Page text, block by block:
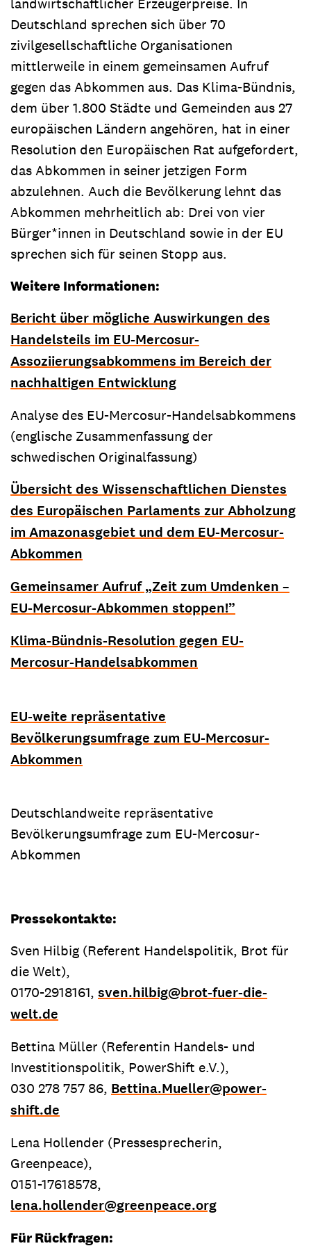
Deutschland sprechen sich über 70
zivilgesellschaftliche Organisationen
mittlerweile in einem gemeinsamen Aufruf
gegen das Abkommen aus. Das Klima-Bündnis,
dem über 1.800 Städte und Gemeinden aus 27
europäischen Ländern angehören, hat in einer
Resolution den Europäischen Rat aufgefordert,
das Abkommen in seiner jetzigen Form
abzulehnen. Auch die Bevölkerung lehnt das
Abkommen mehrheitlich ab: Drei von vier
Bürger*innen in Deutschland sowie in der EU
sprechen sich für seinen Stopp aus.
Weitere Informationen:
Bericht über mögliche Auswirkungen des
Handelsteils im EU-Mercosur-
Assoziierungsabkommens im Bereich der
nachhaltigen Entwicklung
Analyse des EU-Mercosur-Handelsabkommens
(englische Zusammenfassung der
schwedischen Originalfassung)
Übersicht des Wissenschaftlichen Dienstes
des Europäischen Parlaments zur Abholzung
im Amazonasgebiet und dem EU-Mercosur-
Abkommen
Gemeinsamer Aufruf „Zeit zum Umdenken –
EU-Mercosur-Abkommen stoppen!”
Klima-Bündnis-Resolution gegen EU-
Mercosur-Handelsabkommen
EU-weite repräsentative
Bevölkerungsumfrage zum EU-Mercosur-
Abkommen
Deutschlandweite repräsentative
Bevölkerungsumfrage zum EU-Mercosur-
Abkommen
Pressekontakte:
Sven Hilbig (Referent Handelspolitik, Brot für
die Welt),
0170-2918161, sven.hilbig@brot-fuer-die-
welt.de
Bettina Müller (Referentin Handels- und
Investitionspolitik, PowerShift e.V.),
030 278 757 86, Bettina.Mueller@power-
shift.de
Lena Hollender (Pressesprecherin,
Greenpeace),
0151-17618578,
lena.hollender@greenpeace.org
Für Rückfragen: